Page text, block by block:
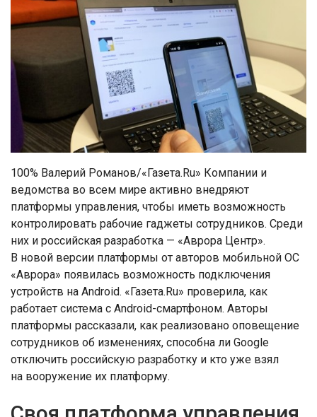
100% Валерий Романов/«Газета.Ru» Компании и
ведомства во всем мире активно внедряют
платформы управления, чтобы иметь возможность
контролировать рабочие гаджеты сотрудников. Среди
них и российская разработка — «Аврора Центр».
В новой версии платформы от авторов мобильной ОС
«Аврора» появилась возможность подключения
устройств на Android. «Газета.Ru» проверила, как
работает система с Android-смартфоном. Авторы
платформы рассказали, как реализовано оповещение
сотрудников об изменениях, способна ли Google
отключить российскую разработку и кто уже взял
на вооружение их платформу.